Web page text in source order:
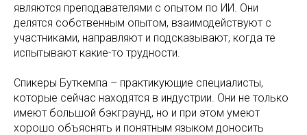
являются преподавателями с опытом по ИИ. Они
делятся собственным опытом, взаимодействуют с
участниками, направляют и подсказывают, когда те
испытывают какие-то трудности.
Спикеры Буткемпа – практикующие специалисты,
которые сейчас находятся в индустрии. Они не только
имеют большой бэкграунд, но и при этом умеют
хорошо объяснять и понятным языком доносить